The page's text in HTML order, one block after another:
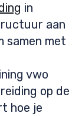
in
aan
samen met
vwo
op de
hoe je